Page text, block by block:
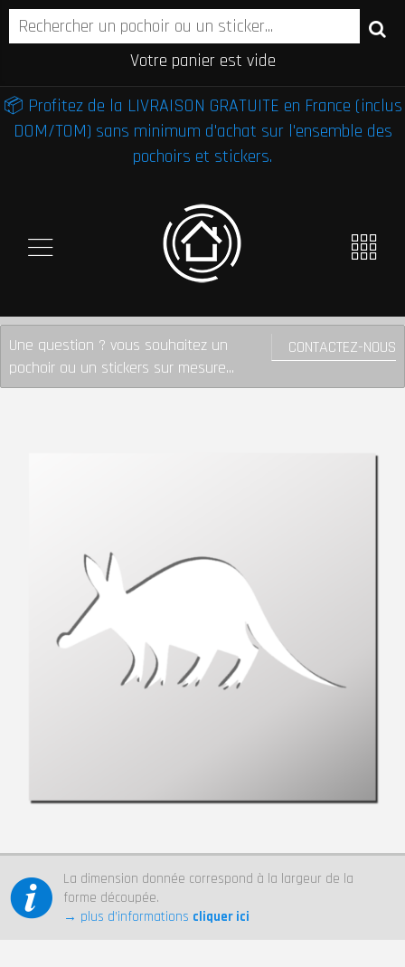
Votre panier est vide
📦 Profitez de la LIVRAISON GRATUITE en France (inclus
DOM/TOM) sans minimum d'achat sur l'ensemble des
pochoirs et stickers.
CONTACTEZ-NOUS
Une question ? vous souhaitez un
pochoir ou un stickers sur mesure...
La dimension donnée correspond à la largeur de la
forme découpée.
→ plus d’informations cliquer ici